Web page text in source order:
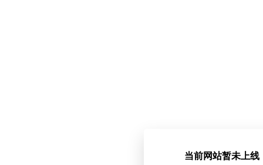
当前网站暂未上